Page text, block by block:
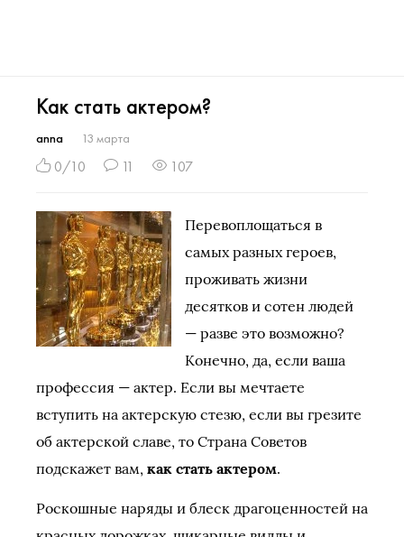
Как стать актером?
anna 13 марта
0/10 11 107
Перевоплощаться в
самых разных героев,
проживать жизни
десятков и сотен людей
— разве это возможно?
Конечно, да, если ваша
профессия — актер. Если вы мечтаете
вступить на актерскую стезю, если вы грезите
об актерской славе, то Страна Советов
подскажет вам, как стать актером.
Роскошные наряды и блеск драгоценностей на